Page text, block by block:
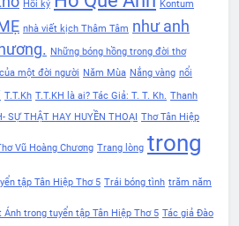
Hồi ký Kontum
nhà viết kịch Thâm Tâm như anh
Những bóng hồng trong đời thơ
một đời người Năm Mùa Nắng vàng nổi
T.T.Kh T.T.KH là ai? Tác Giả: T. T. Kh. Thanh
SỰ THẬT HAY HUYỀN THOẠI Thơ Tân Hiệp
Vũ Hoàng Chương Trang lòng trong
tập Tân Hiệp Thơ 5 Trái bóng tình trăm năm
Ánh trong tuyển tập Tân Hiệp Thơ 5 Tác giả Đào